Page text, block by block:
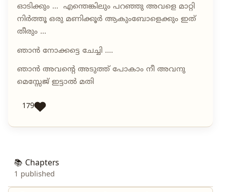
ഓടിക്കും ... എന്തെങ്കിലും പറഞ്ഞു അവളെ മാറ്റി
നിർത്തൂ ഒരു മണിക്കൂർ ആകുംബോളെക്കും ഇത്
തീരും ...
ഞാൻ നോക്കട്ടെ ചേച്ചി ....
ഞാൻ അവന്റെ അടുത്ത് പോകാം നീ അവനു
മെസ്സേജ് ഇട്ടാൽ മതി
179
📚 Chapters
1 published